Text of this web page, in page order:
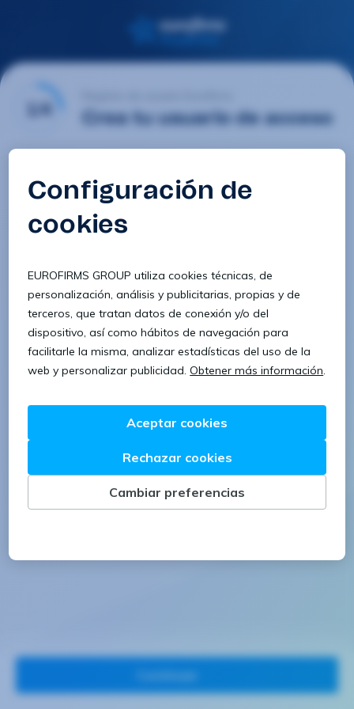
1/4 Crea tu usuario de acceso
Contraseña
Confirmar contraseña
8 caracteres 1 letra minúscula
1 letra mayúscula 1 número